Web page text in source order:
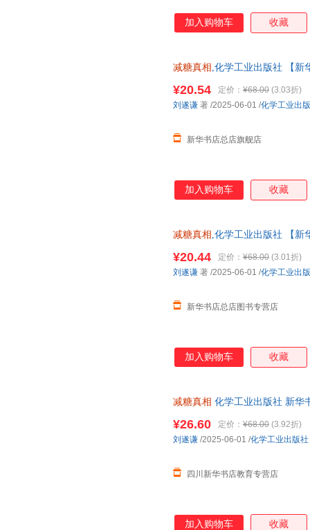
加入购物车 收藏
减糖真相 ,化学工业出版社 【新
¥20.54 定价： ¥68.00 (3.03折)
新华书店总店旗舰店
刘遂谦 著 /2025-06-01 /化学工业出
加入购物车 收藏
减糖真相 ,化学工业出版社 【新
¥20.44 定价： ¥68.00 (3.01折)
新华书店总店图书专营店
刘遂谦 著 /2025-06-01 /化学工业出
加入购物车 收藏
减糖真相 化学工业出版社 新华
¥26.60 定价： ¥68.00 (3.92折)
四川新华书店教育专营店
刘遂谦 /2025-06-01 /化学工业出版社
加入购物车 收藏